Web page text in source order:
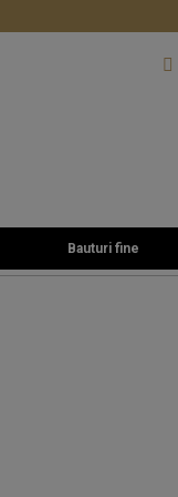
Bauturi fine